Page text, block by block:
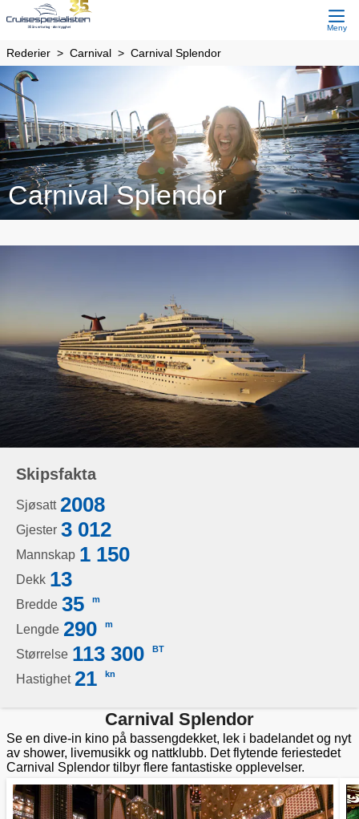
Meny
Rederier Carnival Carnival Splendor
Carnival Splendor
Skipsfakta
Sjøsatt 2008
Gjester 3 012
Mannskap 1 150
Dekk 13
Bredde 35 m
Lengde 290 m
Størrelse 113 300 BT
Hastighet 21 kn
Carnival Splendor
Se en dive-in kino på bassengdekket, lek i badelandet og nyt
av shower, livemusikk og nattklubb. Det flytende feriestedet
Carnival Splendor tilbyr flere fantastiske opplevelser.